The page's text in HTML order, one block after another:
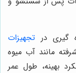
گیری در تجهیزات
مانند آب میوه
بهینه، طول عمر